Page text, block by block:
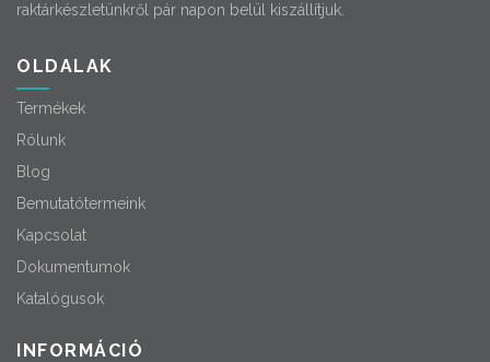
raktárkészletünkről pár napon belül kiszállítjuk.
OLDALAK
Termékek
Rólunk
Blog
Bemutatótermeink
Kapcsolat
Dokumentumok
Katalógusok
INFORMÁCIÓ